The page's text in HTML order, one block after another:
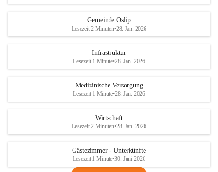
Gemeinde Oslip
Lesezeit 2 Minuten•28. Jan. 2026
Infrastruktur
Lesezeit 1 Minute•28. Jan. 2026
Medizinische Versorgung
Lesezeit 1 Minute•28. Jan. 2026
Wirtschaft
Lesezeit 2 Minuten•28. Jan. 2026
Gästezimmer - Unterkünfte
Lesezeit 1 Minute•30. Juni 2026